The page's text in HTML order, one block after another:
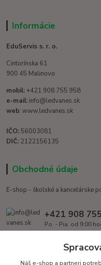
Informácie
EduServis s. r. o.
Cintorínska 61
900 45 Malinovo
mobil: +421 908 755 958
e-mail: info@ledvanes.sk
web: www.ledvanes.sk
IČO: 56003081
DIČ: 2122156135
Obchodné údaje
E-shop - školské a kancelárske
+421 908
Po. - Pia. od 9:00
info@ledvanes.sk
Náš e-shop a partneri